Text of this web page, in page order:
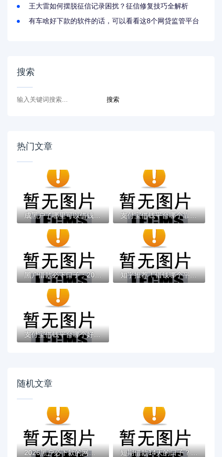
王大雷如何摆脱征信记录困扰？征信修复技巧全解析
有车啥好下款的软件的话，可以看看这8个网贷监管平台
搜索
热门文章
成黑户了哪里可以借钱急用啊，2025五大专属... 支付宝借钱平台哪个靠谱？实测这5款低息灵活...
黑户借款必下口子：2025推荐5个通过率100%的... 知乎推荐！借钱哪个平台靠谱？这5个低息正规...
支付宝借钱平台哪个好？实测推荐这3个靠谱低...
随机文章
2026黑户必下款的网贷app，差6千元就选这5个... 短期借款14天的口子？看看这7个贷款平台有没...